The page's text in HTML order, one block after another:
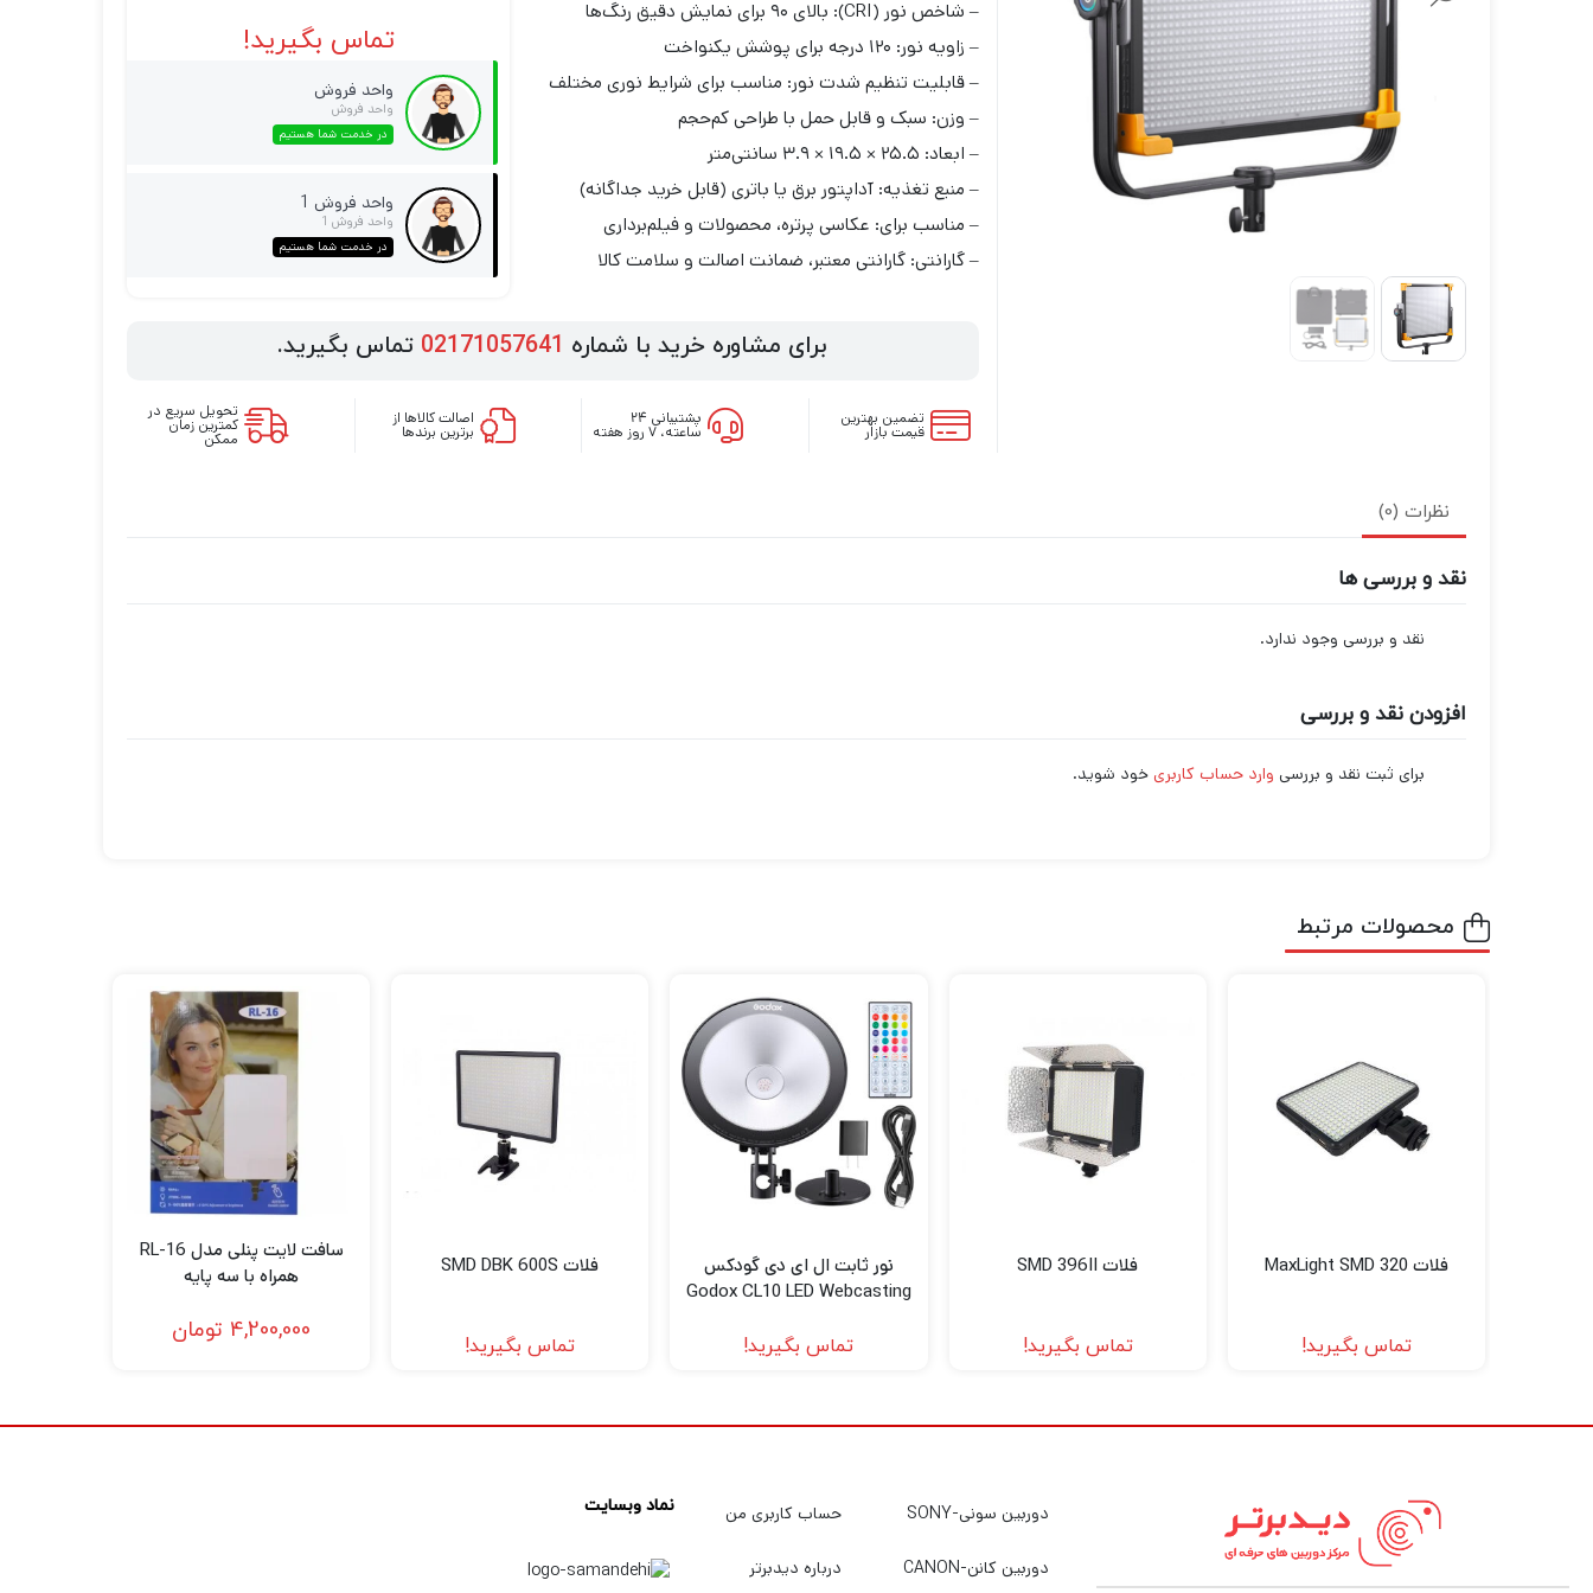
لنز سامیانگ-Samyang
لنز فوجی فیلم – FujiFilm
لنز موبایل
– شاخص نور (CRI): بالای ۹۰ برای نمایش دقیق رنگ‌ها
– زاویه نور: ۱۲۰ درجه برای پوشش یکنواخت
– قابلیت تنظیم شدت نور: مناسب برای شرایط نوری مختلف
– وزن: سبک و قابل حمل با طراحی کم‌حجم
– ابعاد: ۲۵.۵ × ۱۹.۵ × ۳.۹ سانتی‌متر
– منبع تغذیه: آداپتور برق یا باتری (قابل خرید جداگانه)
– مناسب برای: عکاسی پرتره، محصولات و فیلم‌برداری
– گارانتی: گارانتی معتبر، ضمانت اصالت و سلامت کالا
تماس بگیرید!
واحد فروش
واحد فروش
در خدمت شما هستیم
واحد فروش 1
واحد فروش 1
در خدمت شما هستیم
برای مشاوره خرید با شماره 02171057641 تماس بگیرید.
تضمین بهترین
قیمت بازار
پشتیبانی ۲۴
ساعته، ۷ روز هفته
اصالت کالاها از
برترین برندها
تحویل سریع در
کمترین زمان
ممکن
نظرات (0)
نقد و بررسی ها
نقد و بررسی وجود ندارد.
افزودن نقد و بررسی
برای ثبت نقد و بررسی وارد حساب کاربری خود شوید.
محصولات مرتبط
فلات MaxLight SMD 320
تماس بگیرید!
فلات SMD 396II
تماس بگیرید!
نور ثابت ال ای دی گودکس
Godox CL10 LED Webcasting
تماس بگیرید!
فلات SMD DBK 600S
تماس بگیرید!
سافت لایت پنلی مدل RL-16
همراه با سه پایه
4,200,000 تومان
دوربین سونی-SONY
دوربین کانن-CANON
حساب کاربری من
درباره دیدبرتر
نماد وبسایت